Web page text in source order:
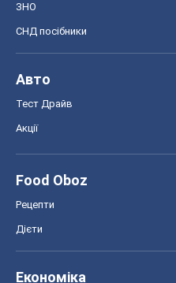
ЗНО
СНД посібники
Авто
Тест Драйв
Акції
Food Oboz
Рецепти
Дієти
Економіка